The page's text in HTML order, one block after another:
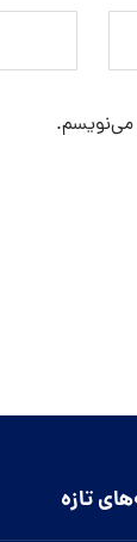
می‌نویسم.
تازه